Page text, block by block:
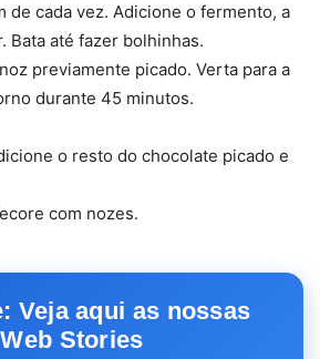
de cada vez. Adicione o fermento, a
Bata até fazer bolhinhas.
previamente picado. Verta para a
durante 45 minutos.
o resto do chocolate picado e
com nozes.
Veja aqui as nossas
Web Stories